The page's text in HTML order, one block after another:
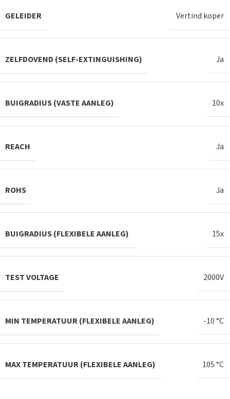
GELEIDER Vertind koper
ZELFDOVEND (SELF-EXTINGUISHING) Ja
BUIGRADIUS (VASTE AANLEG) 10x
REACH Ja
ROHS Ja
BUIGRADIUS (FLEXIBELE AANLEG) 15x
TEST VOLTAGE 2000V
MIN TEMPERATUUR (FLEXIBELE AANLEG) -10 °C
MAX TEMPERATUUR (FLEXIBELE AANLEG) 105 °C